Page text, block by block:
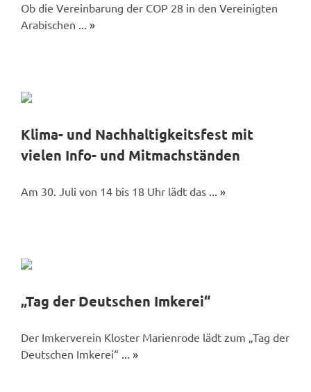
Ob die Vereinbarung der COP 28 in den Vereinigten
Arabischen ... »
Klima- und Nachhaltigkeitsfest mit
vielen Info- und Mitmachständen
Am 30. Juli von 14 bis 18 Uhr lädt das ... »
„Tag der Deutschen Imkerei“
Der Imkerverein Kloster Marienrode lädt zum „Tag der
Deutschen Imkerei“ ... »